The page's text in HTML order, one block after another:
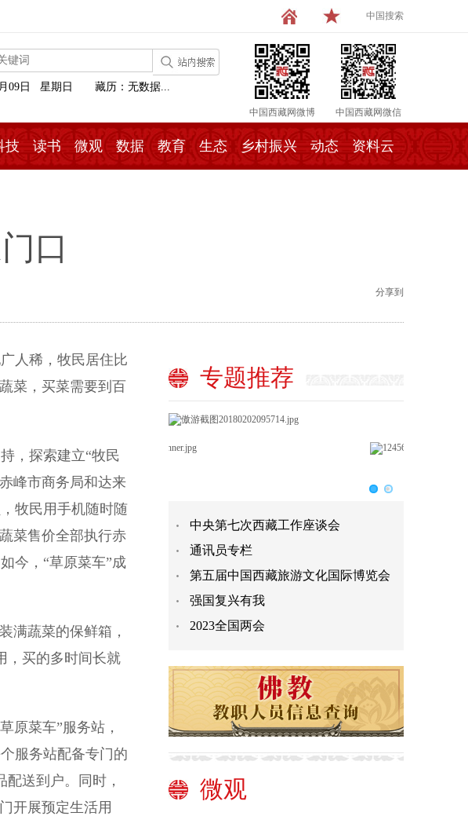
中国搜索
中国西藏网微博 中国西藏网微信
09日 星期日 藏历：无数据...
技 读书 微观 数据 教育 生态 乡村振兴 动态 资料云
口
分享到
人稀，牧民居住比
菜，买菜需要到百
，探索建立“牧民
峰市商务局和达来
牧民用手机随时随
菜售价全部执行赤
今，“草原菜车”成
蔬菜的保鲜箱，
，买的多时间长就
菜车”服务站，
服务站配备专门的
送到户。同时，
开展预定生活用
专题推荐
中央第七次西藏工作座谈会
通讯员专栏
第五届中国西藏旅游文化国际博览会
强国复兴有我
2023全国两会
微观